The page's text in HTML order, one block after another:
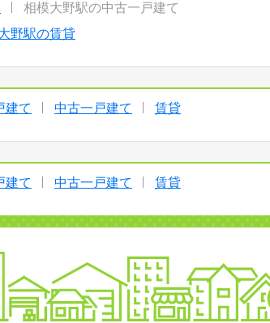
相模大野駅の中古一戸建て
野駅の賃貸
建て 中古一戸建て 賃貸
建て 中古一戸建て 賃貸